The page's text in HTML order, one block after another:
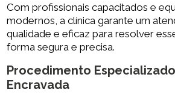
Com profissionais capacitados e
modernos, a clínica garante um
qualidade e eficaz para resolver
forma segura e precisa.
Procedimento
Encravada